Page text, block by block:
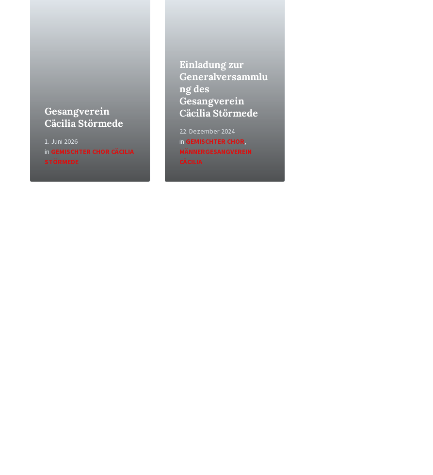
Gesangverein
Cäcilia Störmede
1. Juni 2026
in GEMISCHTER CHOR CÄCILIA
STÖRMEDE
Einladung zur
Generalversammlu
ng des
Gesangverein
Cäcilia Störmede
22. Dezember 2024
in GEMISCHTER CHOR,
MÄNNERGESANGVEREIN
CÄCILIA